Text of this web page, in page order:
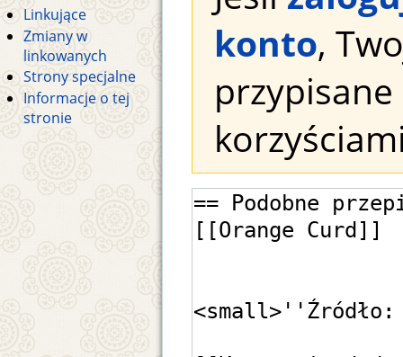
konto,
Linkujące
Zmiany w
linkowanych
Strony specjalne
Informacje o tej
stronie